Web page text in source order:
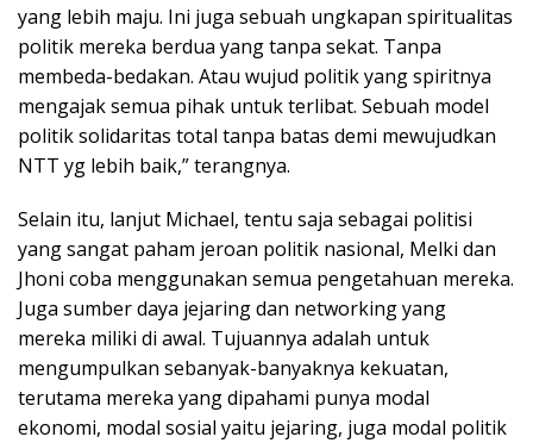
yang lebih maju. Ini juga sebuah ungkapan spiritualitas
politik mereka berdua yang tanpa sekat. Tanpa
membeda-bedakan. Atau wujud politik yang spiritnya
mengajak semua pihak untuk terlibat. Sebuah model
politik solidaritas total tanpa batas demi mewujudkan
NTT yg lebih baik,” terangnya.
Selain itu, lanjut Michael, tentu saja sebagai politisi
yang sangat paham jeroan politik nasional, Melki dan
Jhoni coba menggunakan semua pengetahuan mereka.
Juga sumber daya jejaring dan networking yang
mereka miliki di awal. Tujuannya adalah untuk
mengumpulkan sebanyak-banyaknya kekuatan,
terutama mereka yang dipahami punya modal
ekonomi, modal sosial yaitu jejaring, juga modal politik